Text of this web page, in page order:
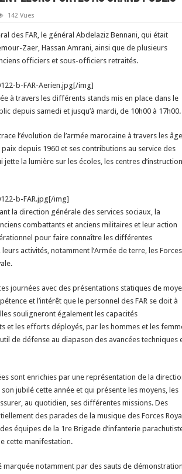
142 Vues
des FAR, le général Abdelaziz Bennani, qui était
Zaer, Hassan Amrani, ainsi que de plusieurs
officiers et sous-officiers retraités.
b-FAR-Aerien.jpg[/img]
à travers les différents stands mis en place dans le
depuis samedi et jusqu’à mardi, de 10h00 à 17h00.
l’évolution de l’armée marocaine à travers les
depuis 1960 et ses contributions au service des
la lumière sur les écoles, les centres d’instruction
b-FAR.jpg[/img]
la direction générale des services sociaux, la
combattants et anciens militaires et leur action
pour faire connaître les différentes
activités, notamment l’Armée de terre, les Forces
journées avec des présentations statiques de
et l’intérêt que le personnel des FAR se doit à
souligneront également les capacités
et les efforts déployés, par les hommes et les
de défense au diapason des avancées techniques
sont enrichies par une représentation de la
jubilé cette année et qui présente les moyens, les
au quotidien, ses différentes missions. Des
des parades de la musique des Forces
équipes de la 1re Brigade d’infanterie
cette manifestation.
marquée notamment par des sauts de démonstration